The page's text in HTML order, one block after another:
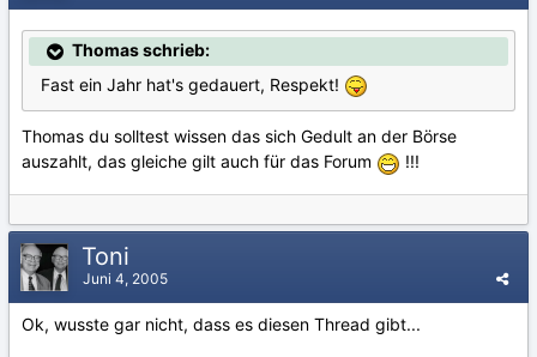
Thomas schrieb:
Fast ein Jahr hat's gedauert, Respekt!
Thomas du solltest wissen das sich Gedult an der Börse
auszahlt, das gleiche gilt auch für das Forum
!!!
Toni
Juni 4, 2005
Ok, wusste gar nicht, dass es diesen Thread gibt...